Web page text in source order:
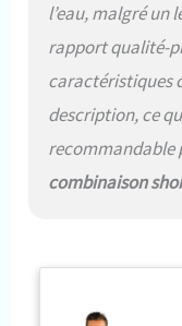
l’eau, malgré un
rapport qualité-
caractéristiques
description, ce
recommandable
combinaison